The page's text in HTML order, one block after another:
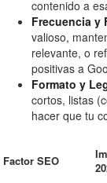
contenido a
Frecuencia y
valioso,
relevante, o
positivas a
Formato y
cortos, listas
hacer que tu
Factor SEO